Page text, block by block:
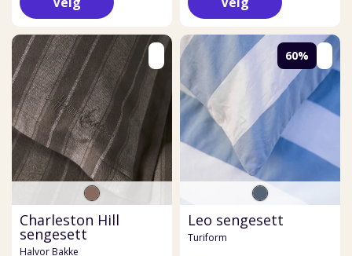
Charleston Hill
sengesett
Halvor Bakke
60%
Leo sengesett
Turiform